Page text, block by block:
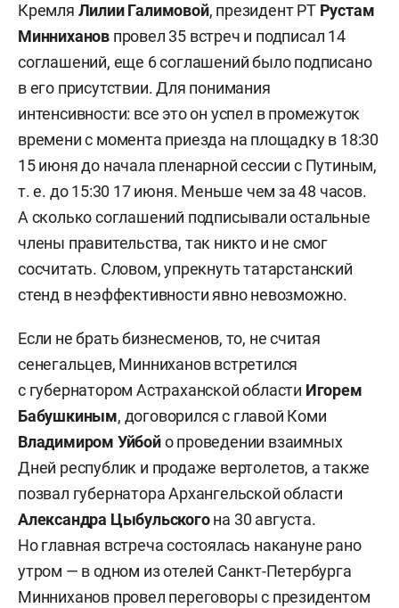
Кремля Лилии Галимовой, президент РТ Рустам
Минниханов провел 35 встреч и подписал 14
соглашений, еще 6 соглашений было подписано
в его присутствии. Для понимания
интенсивности: все это он успел в промежуток
времени с момента приезда на площадку в 18:30
15 июня до начала пленарной сессии с Путиным,
т. е. до 15:30 17 июня. Меньше чем за 48 часов.
А сколько соглашений подписывали остальные
члены правительства, так никто и не смог
сосчитать. Словом, упрекнуть татарстанский
стенд в неэффективности явно невозможно.
Если не брать бизнесменов, то, не считая
сенегальцев, Минниханов встретился
с губернатором Астраханской области Игорем
Бабушкиным, договорился с главой Коми
Владимиром Уйбойо проведении взаимных
Дней республик и продаже вертолетов, а также
позвал губернатора Архангельской области
Александра Цыбульскогона 30 августа.
Но главная встреча состоялась накануне рано
утром — в одном из отелей Санкт-Петербурга
Минниханов провел переговоры с президентом